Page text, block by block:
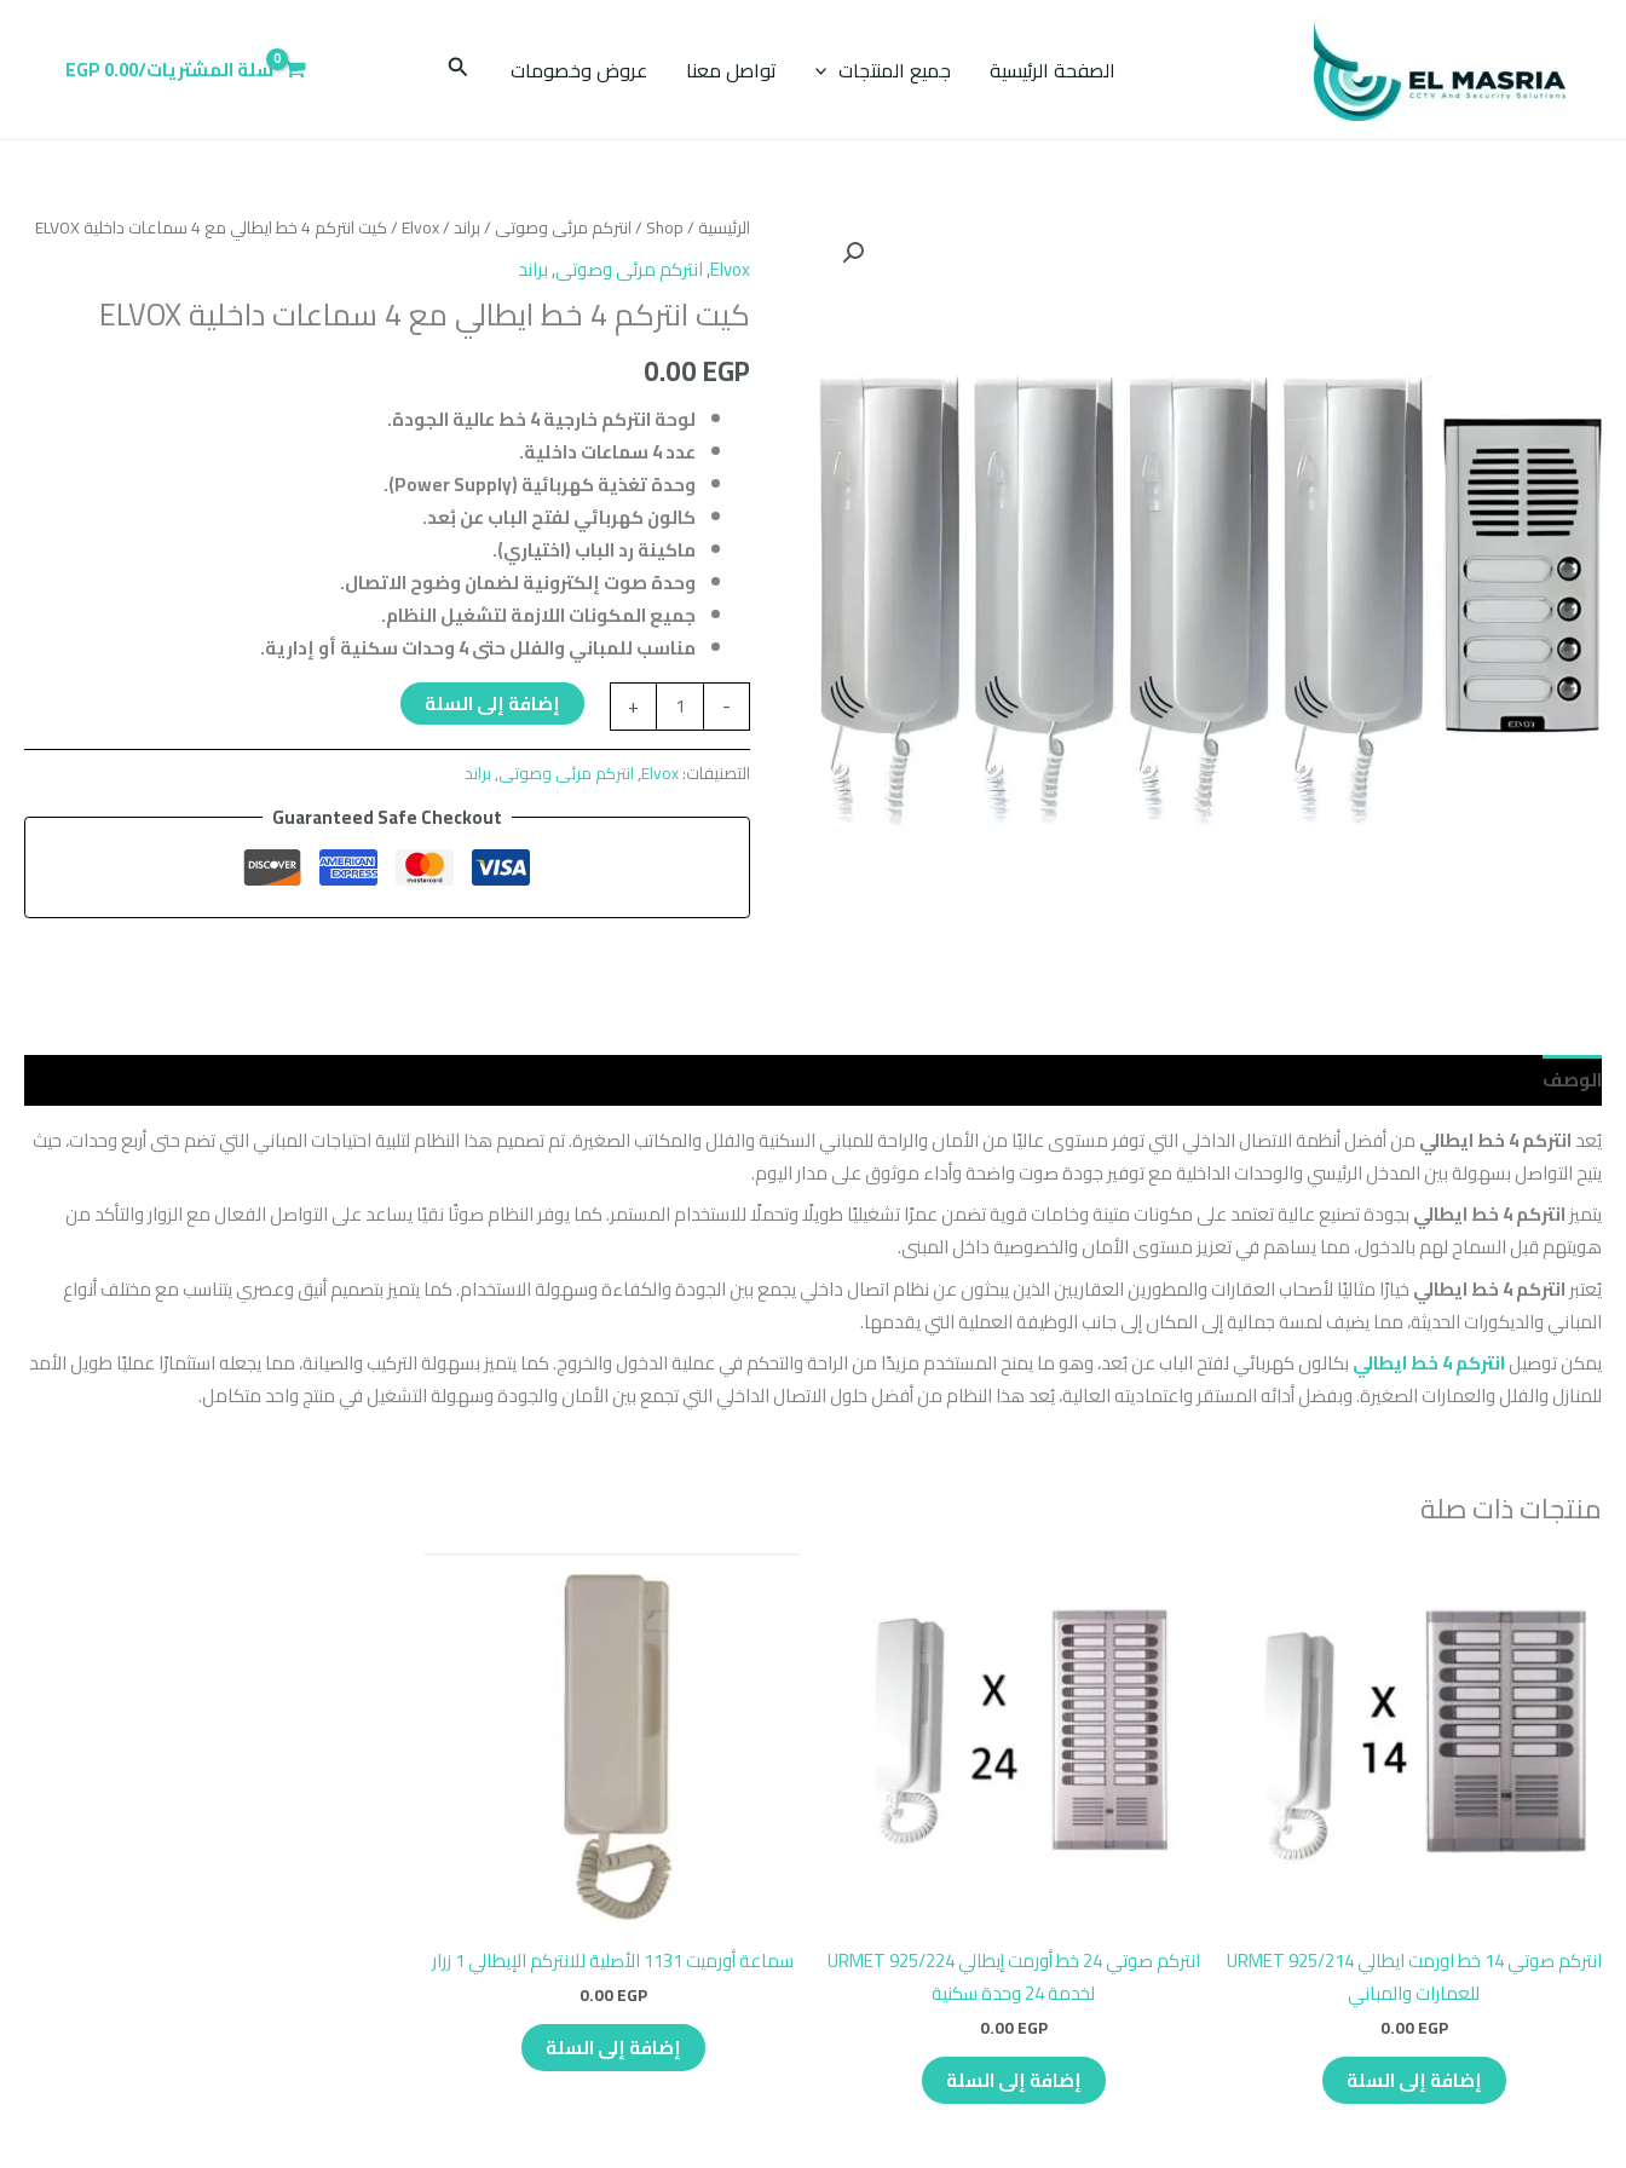
المحتوى
الصفحة الرئيسية جميع المنتجات تواصل معنا عروض وخصومات البحث سلة المشتريات/0.00
EGP
الرئيسية/
Shop
/انتركم مرئى وصوتى/براند/
Elvox/ كيت انتركم 4 خط ايطالي مع 4 سماعات داخلية ELVOX
Elvox
,انتركم مرئى وصوتى,براند
كيت انتركم 4 خط ايطالي مع 4 سماعات داخلية ELVOX
0.00EGP
لوحة انتركم خارجية 4 خط عالية الجودة.
عدد 4 سماعات داخلية.
وحدة تغذية كهربائية (Power Supply).
كالون كهربائي لفتح الباب عن بُعد.
ماكينة رد الباب (اختياري).
وحدة صوت إلكترونية لضمان وضوح الاتصال.
جميع المكونات اللازمة لتشغيل النظام.
مناسب للمباني والفلل حتى 4 وحدات سكنية أو إدارية.
-
مع
4
سماعات
داخلية
ELVOX
+ إضافة إلى السلة
التصنيفات:Elvox
,انتركم مرئى وصوتى,براند
Guaranteed Safe Checkout
الوصف
يُعدانتركم 4 خط ايطالي
من أفضل أنظمة الاتصال الداخلي التي توفر مستوى عاليًا من الأمان والراحة للمباني السكنية والفلل والمكاتب الصغيرة. تم تصميم هذا النظام لتلبية احتياجات المباني التي تضم حتى أربع وحدات، حيث
يتيح التواصل بسهولة بين المدخل الرئيسي والوحدات الداخلية مع توفير جودة صوت واضحة وأداء موثوق على مدار اليوم.
يتميزانتركم 4 خط ايطالي
بجودة تصنيع عالية تعتمد على مكونات متينة وخامات قوية تضمن عمرًا تشغيليًا طويلًا وتحملًا للاستخدام المستمر. كما يوفر النظام صوتًا نقيًا يساعد على التواصل الفعال مع الزوار والتأكد من
هويتهم قبل السماح لهم بالدخول، مما يساهم في تعزيز مستوى الأمان والخصوصية داخل المبنى.
يُعتبرانتركم 4 خط ايطالي
خيارًا مثاليًا لأصحاب العقارات والمطورين العقاريين الذين يبحثون عن نظام اتصال داخلي يجمع بين الجودة والكفاءة وسهولة الاستخدام. كما يتميز بتصميم أنيق وعصري يتناسب مع مختلف أنواع
المباني والديكورات الحديثة، مما يضيف لمسة جمالية إلى المكان إلى جانب الوظيفة العملية التي يقدمها.
يمكن توصيلانتركم 4 خط ايطالي
بكالون كهربائي لفتح الباب عن بُعد، وهو ما يمنح المستخدم مزيدًا من الراحة والتحكم في عملية الدخول والخروج. كما يتميز بسهولة التركيب والصيانة، مما يجعله استثمارًا عمليًا طويل الأمد
للمنازل والفلل والعمارات الصغيرة. وبفضل أدائه المستقر واعتماديته العالية، يُعد هذا النظام من أفضل حلول الاتصال الداخلي التي تجمع بين الأمان والجودة وسهولة التشغيل في منتج واحد متكامل.
منتجات ذات صلة
انتركم صوتي 14 خط اورمت ايطالي URMET 925/214
للعمارات والمباني
0.00EGP
إضافة إلى السلة
انتركم صوتي 24 خط أورمت إيطالي URMET 925/224
لخدمة 24 وحدة سكنية
0.00EGP
إضافة إلى السلة
سماعة أورميت 1131 الأصلية للانتركم الإيطالي 1 زرار
0.00EGP
إضافة إلى السلة